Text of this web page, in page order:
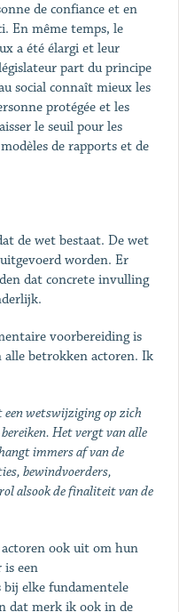
de confiance et en
En même temps, le
a été élargi et leur
part du principe
social connaît mieux les
protégée et les
le seuil pour les
de rapports et de
de wet bestaat. De wet
worden. Er
dat concrete invulling
voorbereiding is
betrokken actoren. Ik
wetswijziging op zich
Het vergt van alle
immers af van de
bewindvoerders,
alsook de finaliteit van de
ook uit om hun
een
elke fundamentele
dat merk ik ook in de